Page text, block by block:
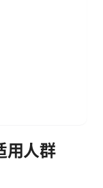
用人群